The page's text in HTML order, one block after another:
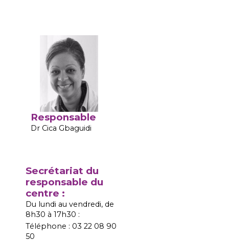
Responsable
Dr Cica Gbaguidi
Secrétariat du
responsable du
centre :
Du lundi au vendredi, de
8h30 à 17h30 :
Téléphone : 03 22 08 90
50